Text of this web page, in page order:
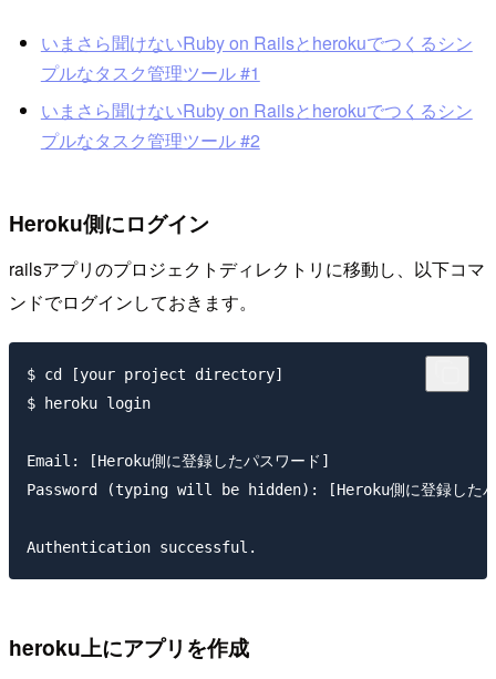
いまさら聞けないRuby on Railsとherokuでつくるシン
プルなタスク管理ツール #1
いまさら聞けないRuby on Railsとherokuでつくるシン
プルなタスク管理ツール #2
Heroku側にログイン
railsアプリのプロジェクトディレクトリに移動し、以下コマ
ンドでログインしておきます。
$ cd [your project directory]
$ heroku login
Email: [Heroku側に登録したパスワード]
Password (typing will be hidden): [Heroku側に登録したパ
heroku上にアプリを作成